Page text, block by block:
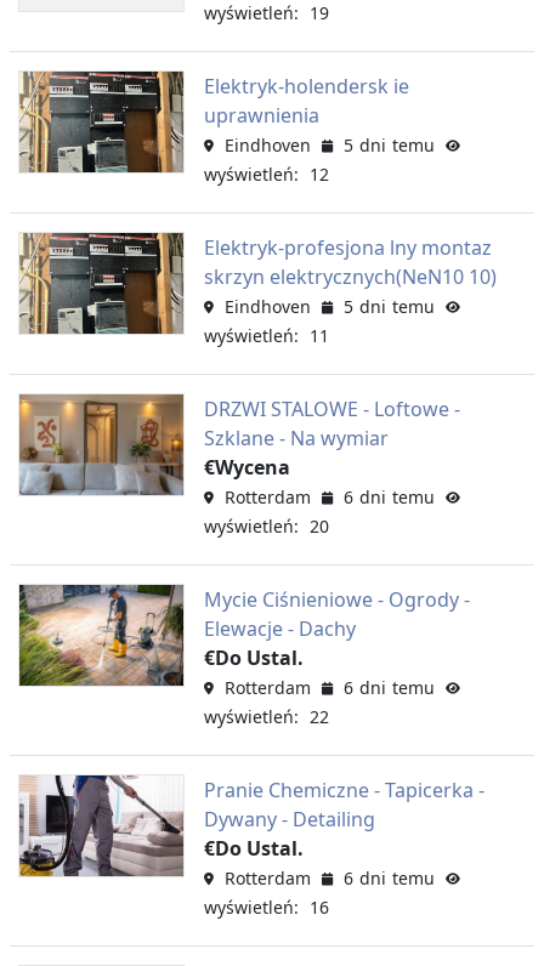
wyświetleń: 19
Elektryk-holendersk ie
uprawnienia
Eindhoven
5 dni temu
wyświetleń: 12
Elektryk-profesjona lny montaz
skrzyn elektrycznych(NeN10 10)
Eindhoven
5 dni temu
wyświetleń: 11
DRZWI STALOWE - Loftowe -
Szklane - Na wymiar
€Wycena
Rotterdam
6 dni temu
wyświetleń: 20
Mycie Ciśnieniowe - Ogrody -
Elewacje - Dachy
€Do Ustal.
Rotterdam
6 dni temu
wyświetleń: 22
Pranie Chemiczne - Tapicerka -
Dywany - Detailing
€Do Ustal.
Rotterdam
6 dni temu
wyświetleń: 16